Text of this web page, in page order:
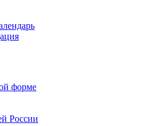
форме
России